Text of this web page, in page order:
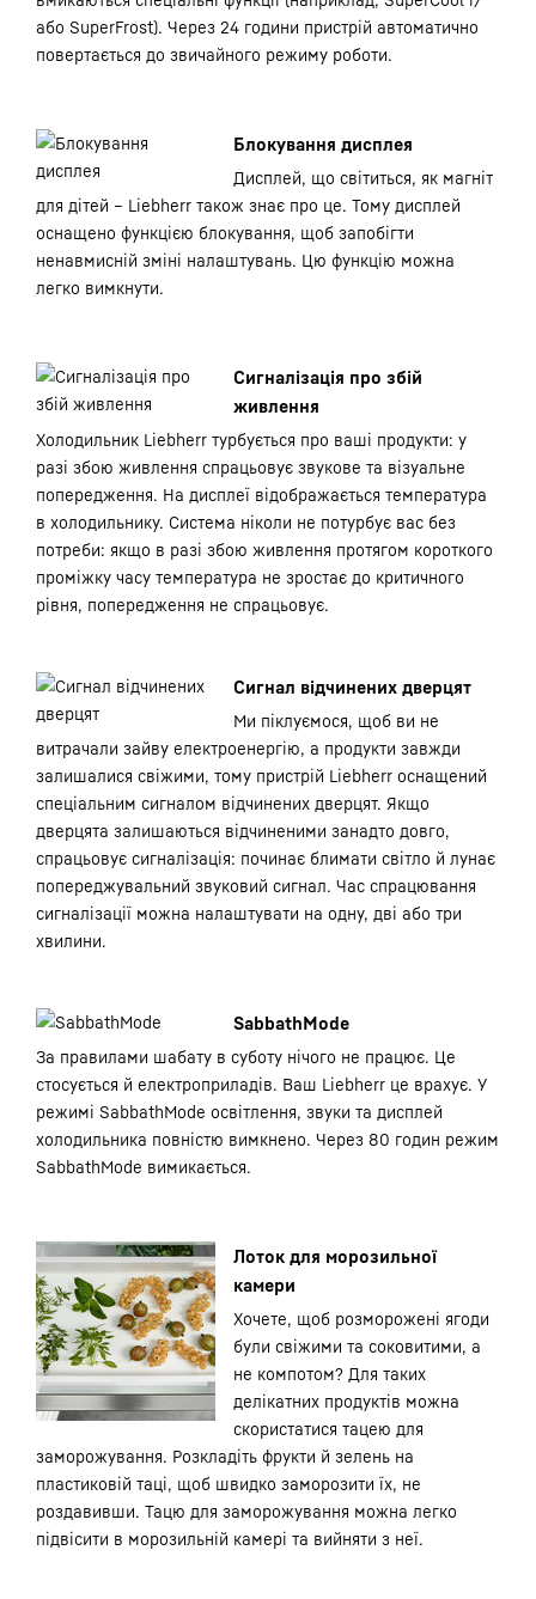
або SuperFrost). Через 24 години пристрій автоматично
повертається до звичайного режиму роботи.
Блокування дисплея
Дисплей, що світиться, як магніт
для дітей – Liebherr також знає про це. Тому дисплей
оснащено функцією блокування, щоб запобігти
ненавмисній зміні налаштувань. Цю функцію можна
легко вимкнути.
Сигналізація про збій
живлення
Холодильник Liebherr турбується про ваші продукти: у
разі збою живлення спрацьовує звукове та візуальне
попередження. На дисплеї відображається температура
в холодильнику. Система ніколи не потурбує вас без
потреби: якщо в разі збою живлення протягом короткого
проміжку часу температура не зростає до критичного
рівня, попередження не спрацьовує.
Сигнал відчинених дверцят
Ми піклуємося, щоб ви не
витрачали зайву електроенергію, а продукти завжди
залишалися свіжими, тому пристрій Liebherr оснащений
спеціальним сигналом відчинених дверцят. Якщо
дверцята залишаються відчиненими занадто довго,
спрацьовує сигналізація: починає блимати світло й лунає
попереджувальний звуковий сигнал. Час спрацювання
сигналізації можна налаштувати на одну, дві або три
хвилини.
SabbathMode
За правилами шабату в суботу нічого не працює. Це
стосується й електроприладів. Ваш Liebherr це врахує. У
режимі SabbathMode освітлення, звуки та дисплей
холодильника повністю вимкнено. Через 80 годин режим
SabbathMode вимикається.
Лоток для морозильної
камери
Хочете, щоб розморожені ягоди
були свіжими та соковитими, а
не компотом? Для таких
делікатних продуктів можна
скористатися тацею для
заморожування. Розкладіть фрукти й зелень на
пластиковій таці, щоб швидко заморозити їх, не
роздавивши. Тацю для заморожування можна легко
підвісити в морозильній камері та вийняти з неї.